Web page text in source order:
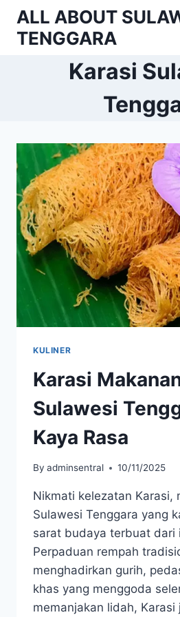
Skip
content
ALL ABOUT
TENGGARA
Karasi
KULINER
Karasi
Sulawesi
Kaya Rasa
By adminsentral 10/11/2025
Nikmati kelezatan Karasi,
Sulawesi Tenggara yang
sarat budaya terbuat dari
Perpaduan rempah
menghadirkan gurih,
khas yang menggoda
memanjakan lidah, Karasi